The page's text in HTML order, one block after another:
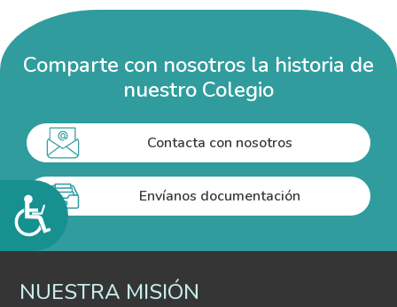
Accesibilidad
Comparte con nosotros la historia de
nuestro Colegio
Contacta con nosotros
Envíanos documentación
NUESTRA MISIÓN